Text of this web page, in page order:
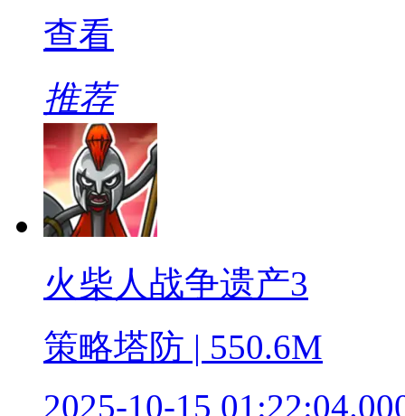
查看
推荐
火柴人战争遗产3
策略塔防 | 550.6M
2025-10-15